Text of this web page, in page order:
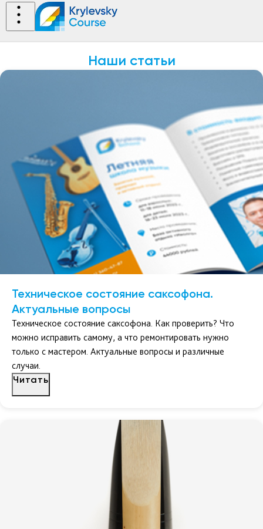
Наши статьи
Техническое состояние саксофона.
Актуальные вопросы
Техническое состояние саксофона. Как проверить? Что
можно исправить самому, а что ремонтировать нужно
только с мастером. Актуальные вопросы и различные
случаи.
Читать